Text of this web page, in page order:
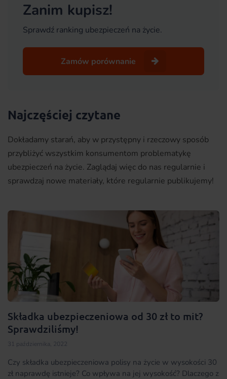
Zanim kupisz!
Sprawdź ranking ubezpieczeń na życie.
Zamów porównanie
Najczęściej czytane
Dokładamy starań, aby w przystępny i rzeczowy sposób
przybliżyć wszystkim konsumentom problematykę
ubezpieczeń na życie. Zaglądaj więc do nas regularnie i
sprawdzaj nowe materiały, które regularnie publikujemy!
Składka ubezpieczeniowa od 30 zł to mit?
Sprawdziliśmy!
31 października, 2022
Czy składka ubezpieczeniowa polisy na życie w wysokości 30
zł naprawdę istnieje? Co wpływa na jej wysokość? Dlaczego z